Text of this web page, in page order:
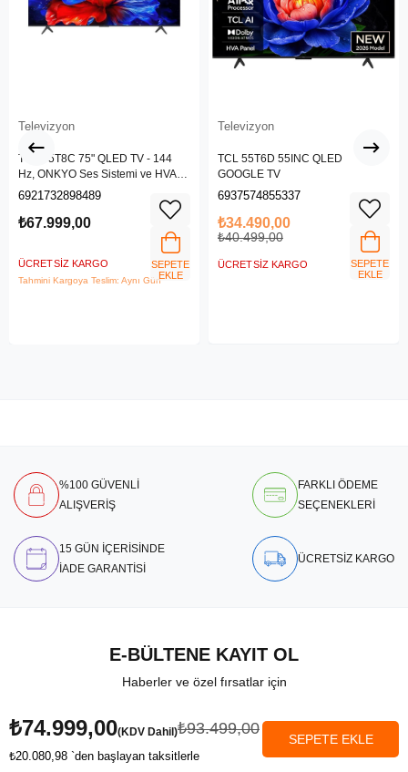
₺93.499,00
₺74.999,00(KDV Dahil)
₺20.080,98 `den başlayan taksitlerle
Televizyon
TCL 75T8C 75" QLED TV - 144
Hz, ONKYO Ses Sistemi ve HVA
Panel
6921732898489
₺67.999,00
ÜCRETSIZ KARGO
Tahmini Kargoya Teslim: Aynı Gün
SEPETE
EKLE
Televizyon
TCL 55T6D 55INC QLED
GOOGLE TV
6937574855337
₺34.490,00
₺40.499,00
ÜCRETSIZ KARGO
SEPETE
EKLE
%100 GÜVENLİ
ALIŞVERİŞ
FARKLI ÖDEME
SEÇENEKLERİ
15 GÜN İÇERİSİNDE
İADE GARANTİSİ
ÜCRETSİZ KARGO
E-BÜLTENE KAYIT OL
Haberler ve özel fırsatlar için
Anasayfa Favorilerim Sepetim Üye Girişi